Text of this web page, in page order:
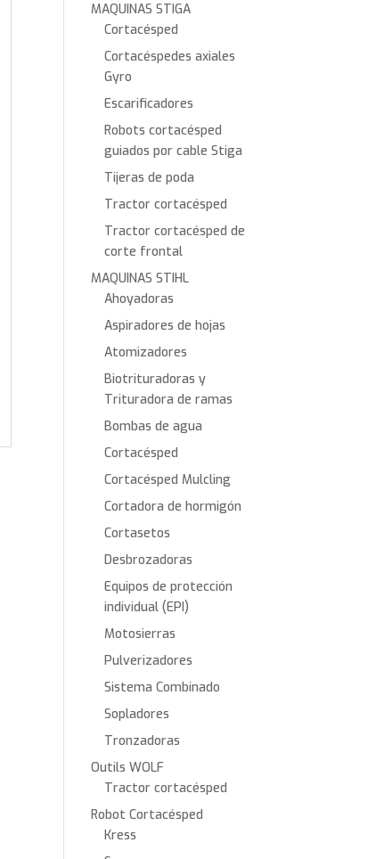
MAQUINAS STIGA
Cortacésped
Cortacéspedes axiales
Gyro
Escarificadores
Robots cortacésped
guiados por cable Stiga
Tijeras de poda
Tractor cortacésped
Tractor cortacésped de
corte frontal
MAQUINAS STIHL
Ahoyadoras
Aspiradores de hojas
Atomizadores
Biotrituradoras y
Trituradora de ramas
Bombas de agua
Cortacésped
Cortacésped Mulcling
Cortadora de hormigón
Cortasetos
Desbrozadoras
Equipos de protección
individual (EPI)
Motosierras
Pulverizadores
Sistema Combinado
Sopladores
Tronzadoras
Outils WOLF
Tractor cortacésped
Robot Cortacésped
Kress